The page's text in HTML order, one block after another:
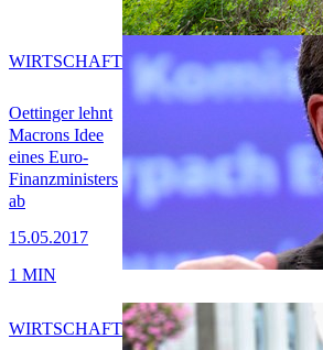
Oettinger lehnt
Macrons Idee
eines Euro-
Finanzministers
ab
15.05.2017
WIRTSCHAFT
1 MIN
WIRTSCHAFT